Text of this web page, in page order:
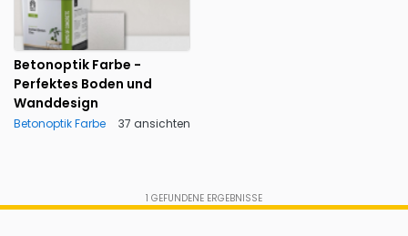
Betonoptik Farbe -
Perfektes Boden und
Wanddesign
Betonoptik Farbe 37 ansichten
1 GEFUNDENE ERGEBNISSE